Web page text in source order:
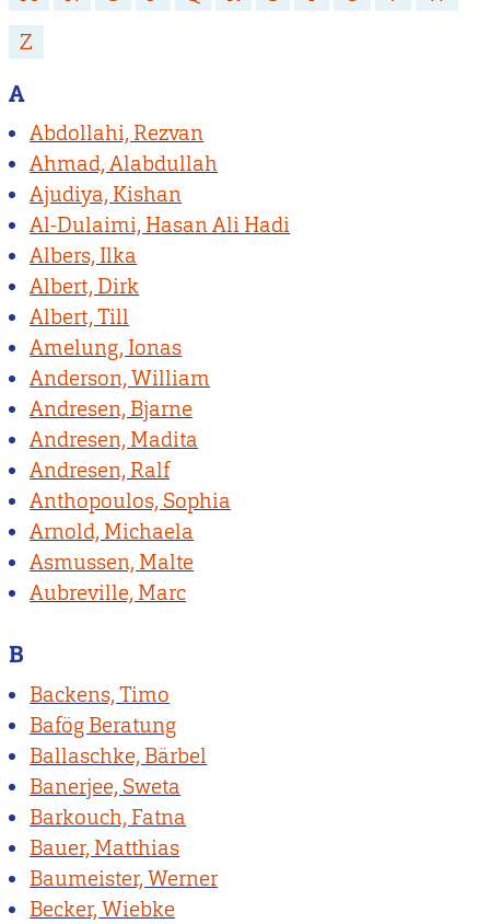
Z
A
Abdollahi, Rezvan
Ahmad, Alabdullah
Ajudiya, Kishan
Al-Dulaimi, Hasan Ali Hadi
Albers, Ilka
Albert, Dirk
Albert, Till
Amelung, Ionas
Anderson, William
Andresen, Bjarne
Andresen, Madita
Andresen, Ralf
Anthopoulos, Sophia
Arnold, Michaela
Asmussen, Malte
Aubreville, Marc
B
Backens, Timo
Bafög Beratung
Ballaschke, Bärbel
Banerjee, Sweta
Barkouch, Fatna
Bauer, Matthias
Baumeister, Werner
Becker, Wiebke